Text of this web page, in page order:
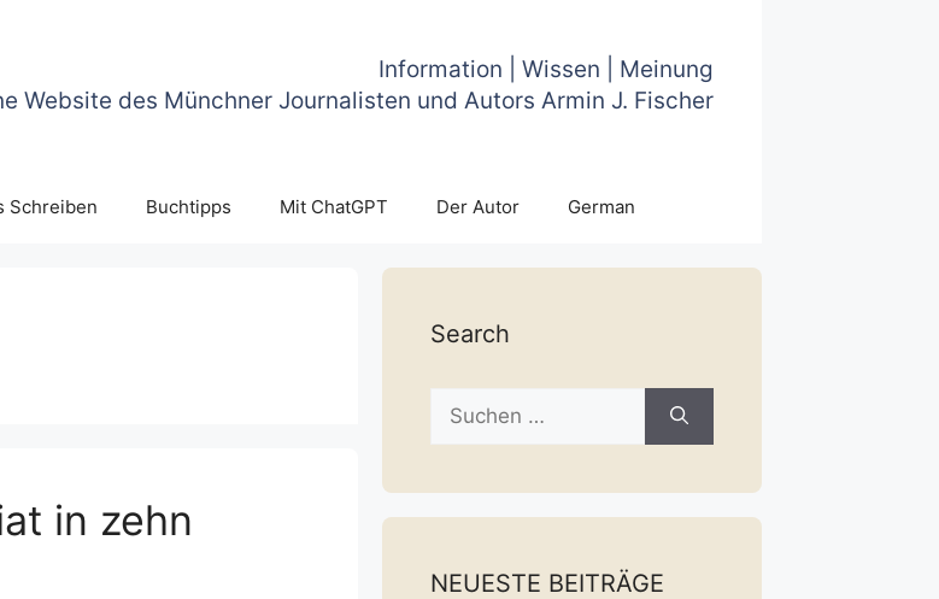
Information | Wissen | Meinung
Website des Münchner Journalisten und Autors Armin J. Fischer
Schreiben Buchtipps Mit ChatGPT Der Autor German
in zehn
Search
Suche
nach:
NEUESTE BEITRÄGE